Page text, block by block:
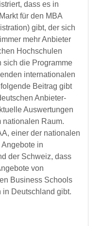
dass es in
für den MBA
gibt, der sich
mehr Anbieter
Hochschulen
sich die Programme
internationalen
Beitrag gibt
Anbieter-
Auswertungen
nationalen Raum.
einer der nationalen
in
der Schweiz, dass
von
Business Schools
in Deutschland gibt.